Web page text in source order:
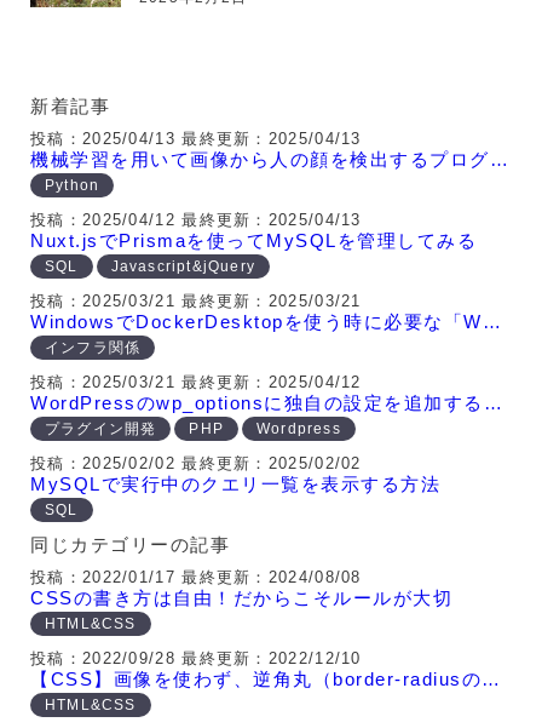
新着記事
投稿：2025/04/13最終更新：2025/04/13
機械学習を用いて画像から人の顔を検出するプログラム
Python
投稿：2025/04/12最終更新：2025/04/13
Nuxt.jsでPrismaを使ってMySQLを管理してみる
SQL Javascript&jQuery
投稿：2025/03/21最終更新：2025/03/21
WindowsでDockerDesktopを使う時に必要な「WSLコマンド」とは
インフラ関係
投稿：2025/03/21最終更新：2025/04/12
WordPressのwp_optionsに独自の設定を追加する方法
プラグイン開発 PHP Wordpress
投稿：2025/02/02最終更新：2025/02/02
MySQLで実行中のクエリ一覧を表示する方法
SQL
同じカテゴリーの記事
投稿：2022/01/17最終更新：2024/08/08
CSSの書き方は自由！だからこそルールが大切
HTML&CSS
投稿：2022/09/28最終更新：2022/12/10
【CSS】画像を使わず、逆角丸（border-radiusの反対）を作る方法
HTML&CSS